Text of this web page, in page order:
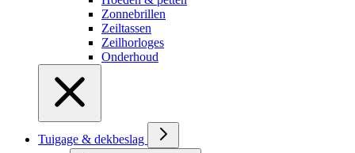
Zonnebrillen
Zeiltassen
Zeilhorloges
Onderhoud
Tuigage & dekbeslag